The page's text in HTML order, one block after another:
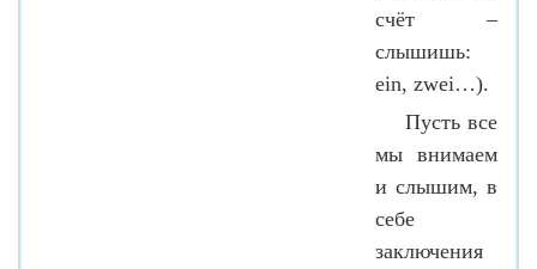
счёт –
слышишь:
ein, zwei…).
Пусть все
мы внимаем
и слышим, в
себе
заключения